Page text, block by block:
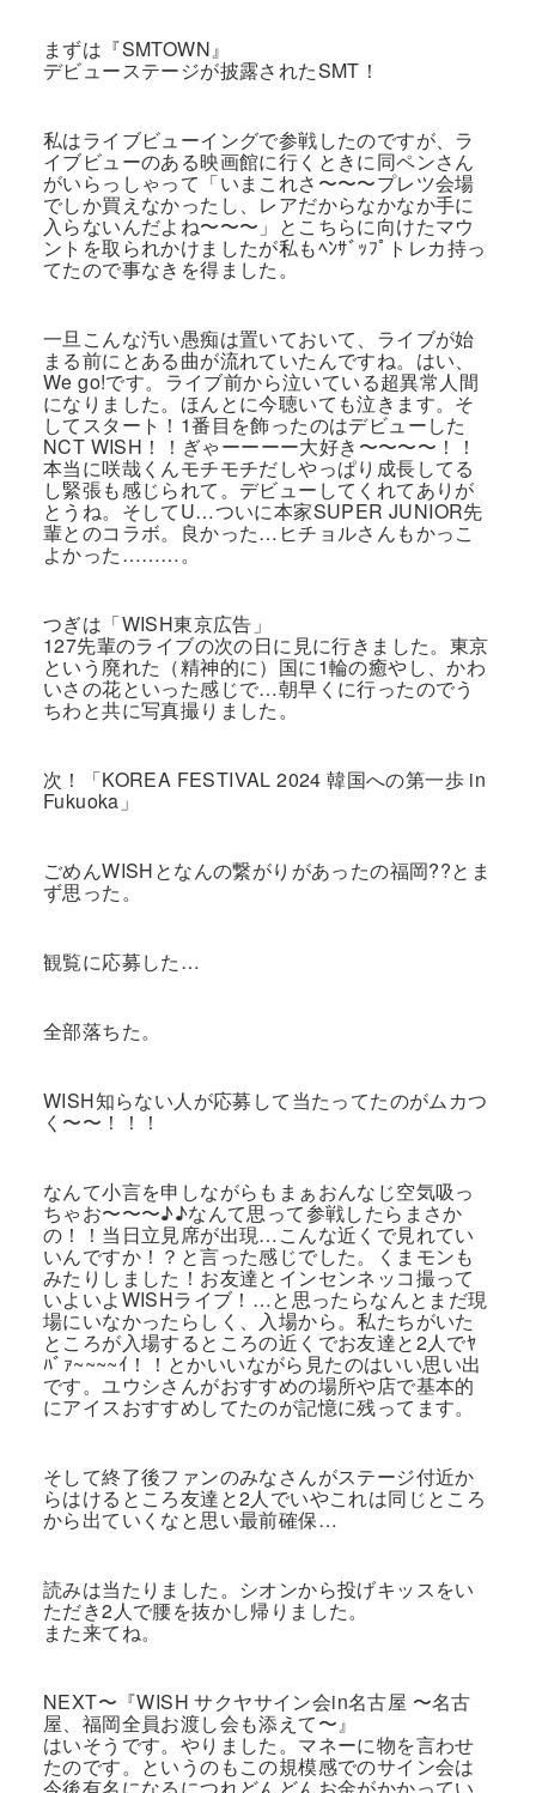
まずは『SMTOWN』
デビューステージが披露されたSMT！
私はライブビューイングで参戦したのですが、ラ
イブビューのある映画館に行くときに同ペンさん
がいらっしゃって「いまこれさ〜〜〜プレツ会場
でしか買えなかったし、レアだからなかなか手に
入らないんだよね〜〜〜」とこちらに向けたマウ
ントを取られかけましたが私もﾍﾝｻﾞｯﾌﾟトレカ持っ
てたので事なきを得ました。
一旦こんな汚い愚痴は置いておいて、ライブが始
まる前にとある曲が流れていたんですね。はい、
We go!です。ライブ前から泣いている超異常人間
になりました。ほんとに今聴いても泣きます。そ
してスタート！1番目を飾ったのはデビューした
NCT WISH！！ぎゃーーーー大好き〜〜〜〜！！
本当に咲哉くんモチモチだしやっぱり成長してる
し緊張も感じられて。デビューしてくれてありが
とうね。そしてU…ついに本家SUPER JUNIOR先
輩とのコラボ。良かった…ヒチョルさんもかっこ
よかった………。
つぎは「WISH東京広告」
127先輩のライブの次の日に見に行きました。東京
という廃れた（精神的に）国に1輪の癒やし、かわ
いさの花といった感じで…朝早くに行ったのでう
ちわと共に写真撮りました。
次！「KOREA FESTIVAL 2024 韓国への第一歩 in
Fukuoka」
ごめんWISHとなんの繋がりがあったの福岡??とま
ず思った。
観覧に応募した…
全部落ちた。
WISH知らない人が応募して当たってたのがムカつ
く〜〜！！！
なんて小言を申しながらもまぁおんなじ空気吸っ
ちゃお〜〜〜♪♪なんて思って参戦したらまさか
の！！当日立見席が出現…こんな近くで見れてい
いんですか！？と言った感じでした。くまモンも
みたりしました！お友達とインセンネッコ撮って
いよいよWISHライブ！…と思ったらなんとまだ現
場にいなかったらしく、入場から。私たちがいた
ところが入場するところの近くでお友達と2人でﾔ
ﾊﾞｧ~~~~ｲ！！とかいいながら見たのはいい思い出
です。ユウシさんがおすすめの場所や店で基本的
にアイスおすすめしてたのが記憶に残ってます。
そして終了後ファンのみなさんがステージ付近か
らはけるところ友達と2人でいやこれは同じところ
から出ていくなと思い最前確保…
読みは当たりました。シオンから投げキッスをい
ただき2人で腰を抜かし帰りました。
また来てね。
NEXT〜『WISH サクヤサイン会in名古屋 〜名古
屋、福岡全員お渡し会も添えて〜』
はいそうです。やりました。マネーに物を言わせ
たのです。というのもこの規模感でのサイン会は